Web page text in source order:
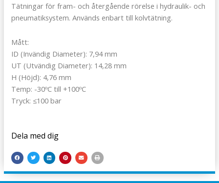
Tätningar för fram- och återgående rörelse i hydraulik- och
pneumatiksystem. Används enbart till kolvtätning.
Mått:
ID (Invändig Diameter): 7,94 mm
UT (Utvändig Diameter): 14,28 mm
H (Höjd): 4,76 mm
Temp: -30ºC till +100ºC
Tryck: ≤100 bar
Dela med dig